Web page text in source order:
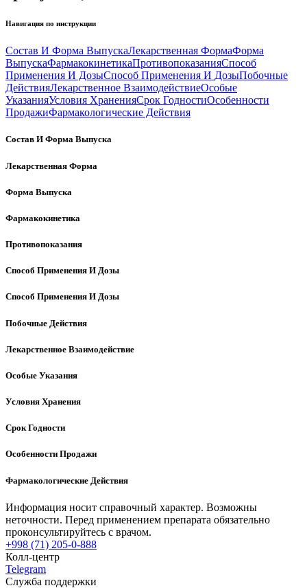
Навигация по инструкции
Состав И Форма ВыпускаЛекарственная ФормаФорма
ВыпускаФармакокинетикаПротивопоказанияСпособ
Применения И ДозыСпособ Применения И ДозыПобочные
ДействияЛекарственное ВзаимодействиеОсобые
УказанияУсловия ХраненияСрок ГодностиОсобенности
ПродажиФармакологические Действия
Состав И Форма Выпуска
Лекарственная Форма
Форма Выпуска
Фармакокинетика
Противопоказания
Способ Применения И Дозы
Способ Применения И Дозы
Побочные Действия
Лекарственное Взаимодействие
Особые Указания
Условия Хранения
Срок Годности
Особенности Продажи
Фармакологические Действия
Информация носит справочный характер. Возможны
неточности. Перед применением препарата обязательно
проконсультируйтесь с врачом.
+998 (71) 205-0-888
Колл-центр
Telegram
Служба поддержки